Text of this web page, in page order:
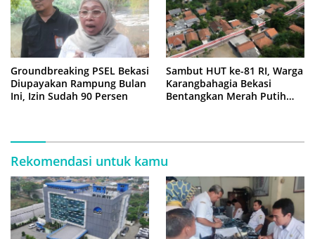
Groundbreaking PSEL Bekasi
Diupayakan Rampung Bulan
Ini, Izin Sudah 90 Persen
Sambut HUT ke-81 RI, Warga
Karangbahagia Bekasi
Bentangkan Merah Putih
Rekomendasi untuk kamu